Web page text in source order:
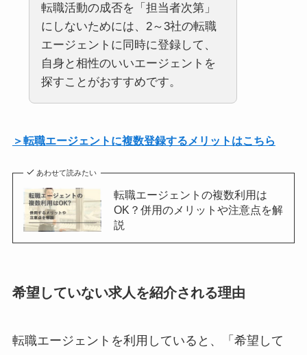
転職活動の成否を「担当者次第」
にしないためには、2～3社の転職
エージェントに同時に登録して、
自身と相性のいいエージェントを
探すことがおすすめです。
＞転職エージェントに複数登録するメリットはこちら
あわせて読みたい
転職エージェントの複数利用は
OK？併用のメリットや注意点を解
説
希望していない求人を紹介される理由
転職エージェントを利用していると、「希望して